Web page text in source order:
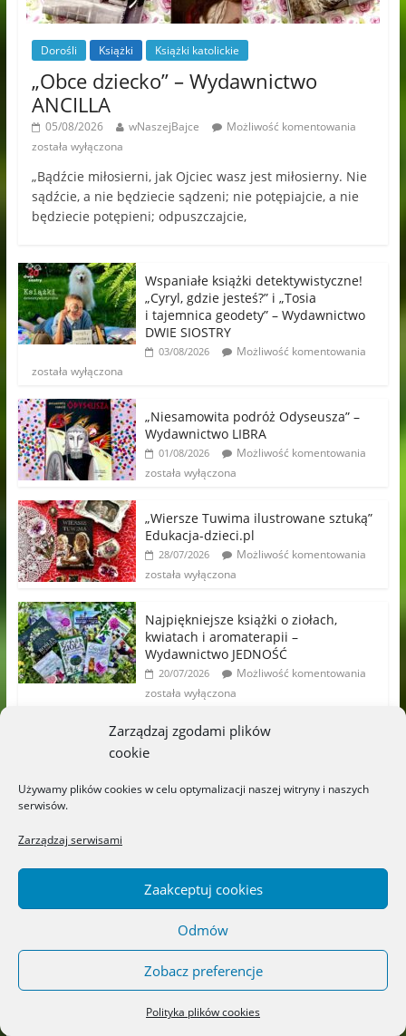
Zarządzaj zgodami plików
cookie
Używamy plików cookies w celu optymalizacji naszej witryny i naszych
serwisów.
Zarządzaj serwisami
Zaakceptuj cookies
Odmów
Zobacz preferencje
Polityka plików cookies
Dorośli Książki Książki katolickie
„Obce dziecko” – Wydawnictwo
ANCILLA
05/08/2026 wNaszejBajce
Możliwość komentowania
została wyłączona
„Bądźcie miłosierni, jak Ojciec wasz jest miłosierny. Nie
sądźcie, a nie będziecie sądzeni; nie potępiajcie, a nie
będziecie potępieni; odpuszczajcie,
Wspaniałe książki detektywistyczne!
„Cyryl, gdzie jesteś?” i „Tosia
i tajemnica geodety” – Wydawnictwo
DWIE SIOSTRY
03/08/2026
Możliwość komentowania
została wyłączona
„Niesamowita podróż Odyseusza” –
Wydawnictwo LIBRA
01/08/2026
Możliwość komentowania
została wyłączona
„Wiersze Tuwima ilustrowane sztuką”
Edukacja-dzieci.pl
28/07/2026
Możliwość komentowania
została wyłączona
Najpiękniejsze książki o ziołach,
kwiatach i aromaterapii –
Wydawnictwo JEDNOŚĆ
20/07/2026
Możliwość komentowania
została wyłączona
„Zielniczek” – Wydawnictwo
LITERACKIE
została wyłączona
została wyłączona
14/07/2026
Możliwość komentowania